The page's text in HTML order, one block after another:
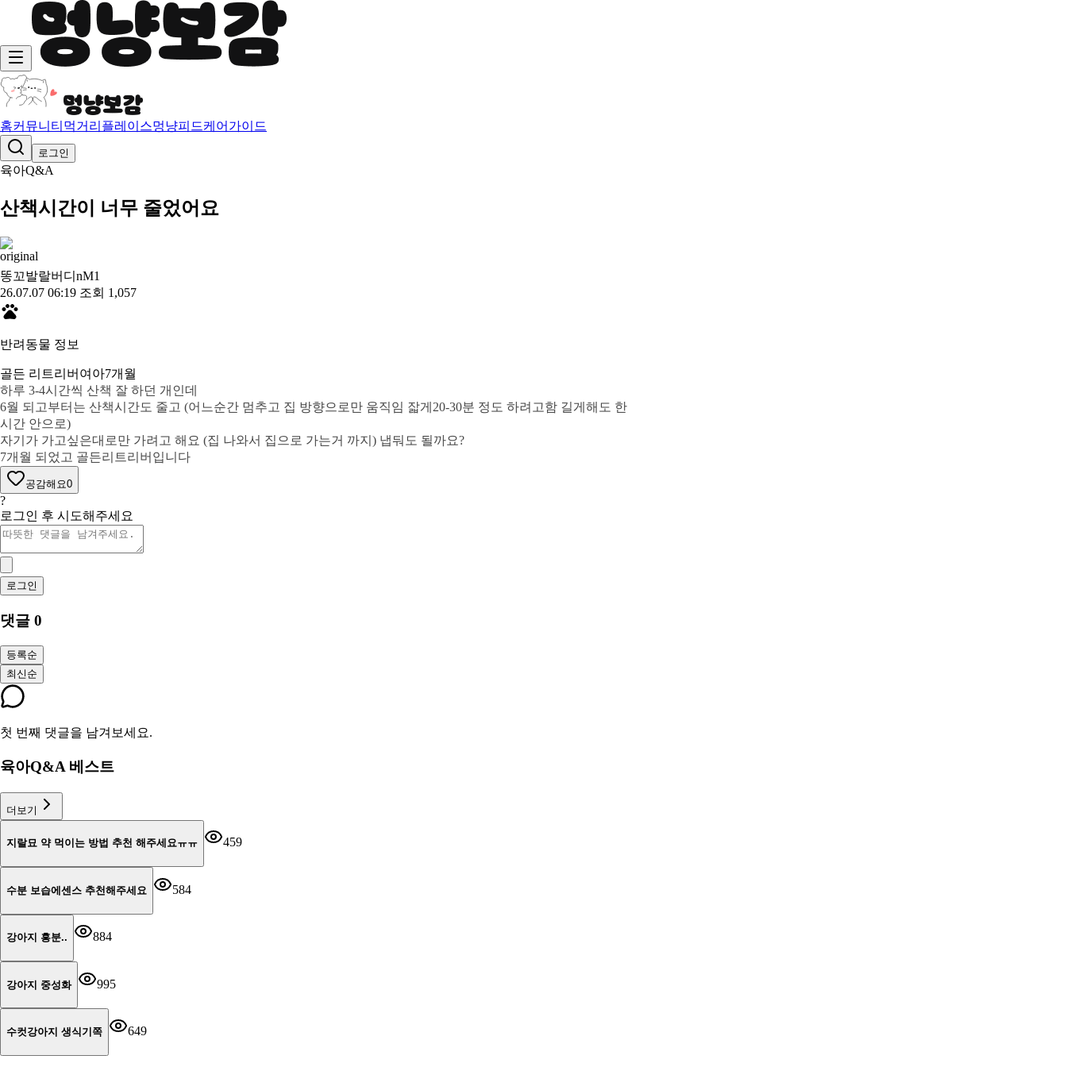
홈커뮤니티 먹거리 플레이스멍냥피드케어가이드
로그인
육아Q&A
산책시간이 너무 줄었어요
똥꼬발랄버디nM1
26.07.07 06:19 조회 1,057
반려동물 정보
골든 리트리버 여아7개월
하루 3-4시간씩 산책 잘 하던 개인데
6월 되고부터는 산책시간도 줄고 (어느순간 멈추고 집 방향으로만 움직임 잛게20-30분 정도 하려고함 길게해도 한
시간 안으로)
자기가 가고싶은대로만 가려고 해요 (집 나와서 집으로 가는거 까지) 냅둬도 될까요?
7개월 되었고 골든리트리버입니다
공감해요0
?
로그인 후 시도해주세요
로그인
댓글 0
등록순
최신순
첫 번째 댓글을 남겨보세요.
육아Q&A 베스트
더보기
지랄묘 약 먹이는 방법 추천 해주세요ㅠㅠ 459
수분 보습에센스 추천해주세요 584
강아지 흥분.. 884
강아지 중성화 995
수컷강아지 생식기쪽 649